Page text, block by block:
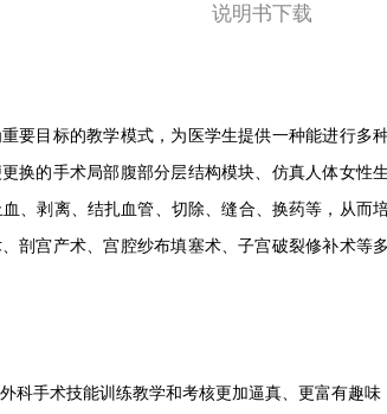
说明书下载
要目标的教学模式，为医学生提供一种能进行多
换的手术局部腹部分层结构模块、仿真人体女性生
、剥离、结扎血管、切除、缝合、换药等，从而
剖宫产术、宫腔纱布填塞术、子宫破裂修补术等多
科手术技能训练教学和考核更加逼真、更富有趣味